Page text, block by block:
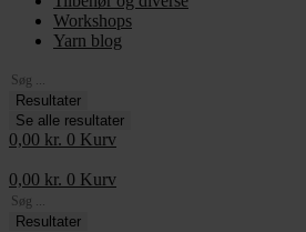
Workshops
Yarn blog
Search
...Resultater
Se alle resultater
0,00 kr. 0 Kurv
0,00 kr. 0 Kurv
Search
...Resultater